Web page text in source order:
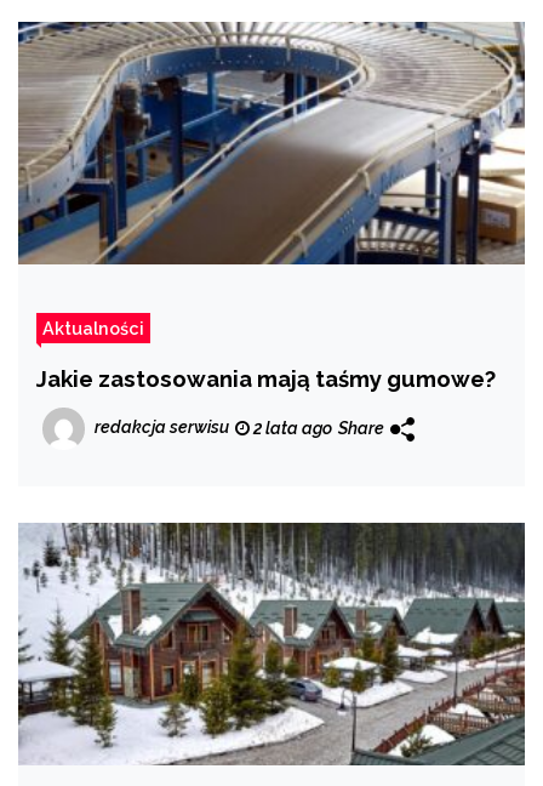
Aktualności
Jakie zastosowania mają taśmy gumowe?
redakcja serwisu 2 lata ago Share